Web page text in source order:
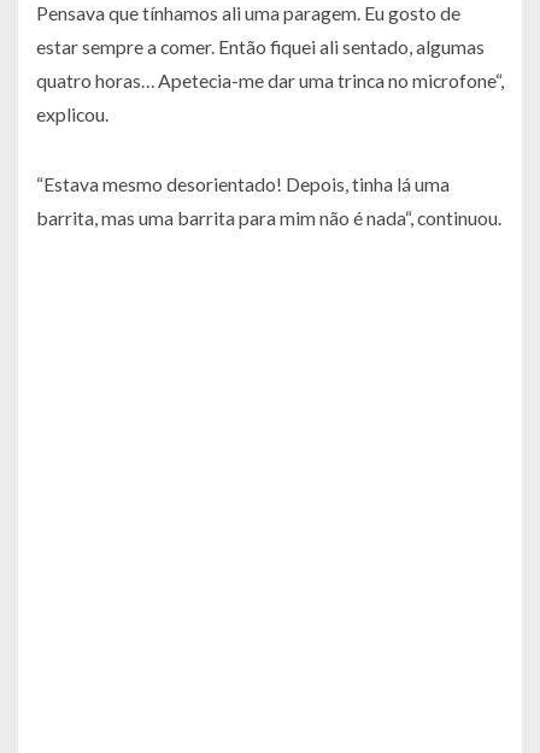
Pensava que tínhamos ali uma paragem. Eu gosto de
estar sempre a comer. Então fiquei ali sentado, algumas
quatro horas… Apetecia-me dar uma trinca no microfone“,
explicou.
“Estava mesmo desorientado! Depois, tinha lá uma
barrita, mas uma barrita para mim não é nada“, continuou.